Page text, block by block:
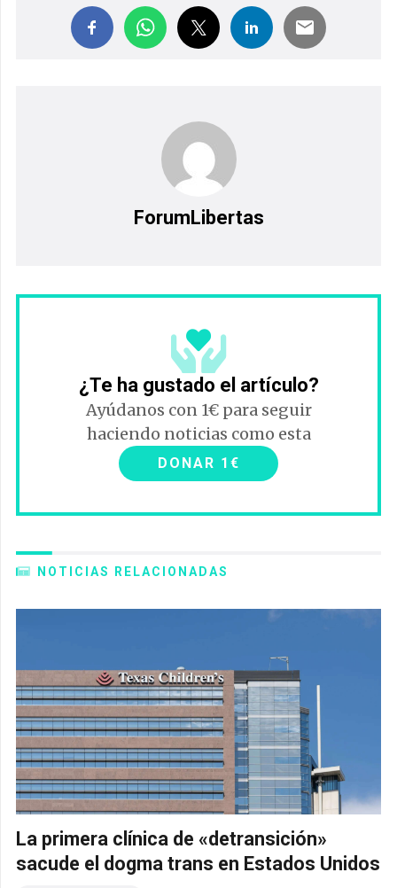
ForumLibertas
¿Te ha gustado el artículo?
Ayúdanos con 1€ para seguir
haciendo noticias como esta
DONAR 1€
NOTICIAS RELACIONADAS
La primera clínica de «detransición»
sacude el dogma trans en Estados Unidos